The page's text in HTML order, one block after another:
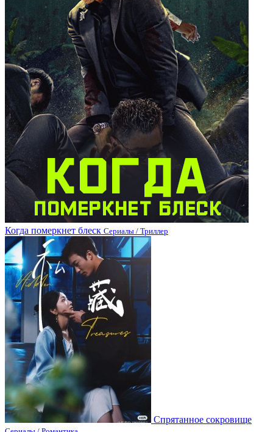
Когда померкнет блеск Сериалы / Триллер
Спрятанное сокровище